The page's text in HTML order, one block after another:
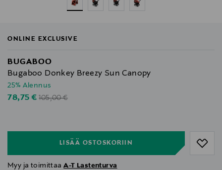
ONLINE EXCLUSIVE
BUGABOO
Bugaboo Donkey Breezy Sun Canopy
25% Alennus
Discounted Price
78,75 €Original Price
105,00 €
LISÄÄ OSTOSKORIIN
Myy ja toimittaaA-T Lastenturva